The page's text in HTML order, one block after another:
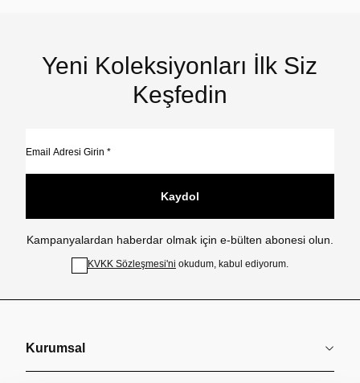
Yeni Koleksiyonları İlk Siz
Keşfedin
Kaydol
Kampanyalardan haberdar olmak için e-bülten abonesi olun.
KVKK Sözleşmesi'ni okudum, kabul ediyorum.
Kurumsal